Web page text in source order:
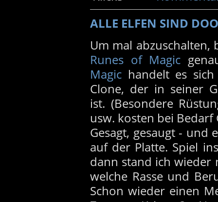
ALLE ELFEN SIND
Um mal
Runes of Magic
Magic handelt es
Clone, der in seiner
ist. (Besondere
usw. kosten bei Bedarf
Gesagt, gesaugt - und
auf der Platte. Spiel
dann stand ich wieder
welche Rasse und
Schon wieder einen